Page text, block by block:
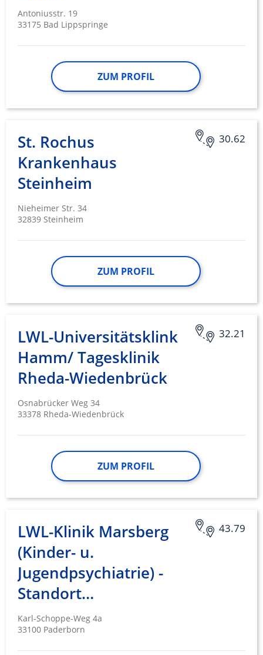
Antoniusstr. 19
33175 Bad Lippspringe
ZUM PROFIL
30.62
St. Rochus
Krankenhaus
Steinheim
Nieheimer Str. 34
32839 Steinheim
ZUM PROFIL
32.21
LWL-Universitätsklink
Hamm/ Tagesklinik
Rheda-Wiedenbrück
Osnabrücker Weg 34
33378 Rheda-Wiedenbrück
ZUM PROFIL
43.79
LWL-Klinik Marsberg
(Kinder- u.
Jugendpsychiatrie) -
Standort…
Karl-Schoppe-Weg 4a
33100 Paderborn